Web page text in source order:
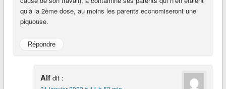
qu’à la 2ème dose, au moins les parents economiseront une
piquouse.
Répondre
Alf dit :